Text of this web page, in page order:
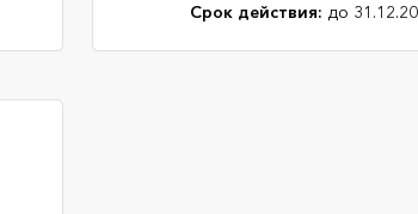
Срок действия: до